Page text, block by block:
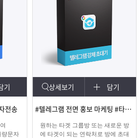
기
전송
량문자
상세보기 담기
#텔레그램 전면 홍보 마케팅 #타겟팅 회원 유입
원하는 타겟 그룹방 또는 새로운 방
에 타겟이 되는 연락처로 방에 초대